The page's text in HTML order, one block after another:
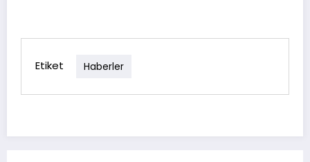
Etiket Haberler